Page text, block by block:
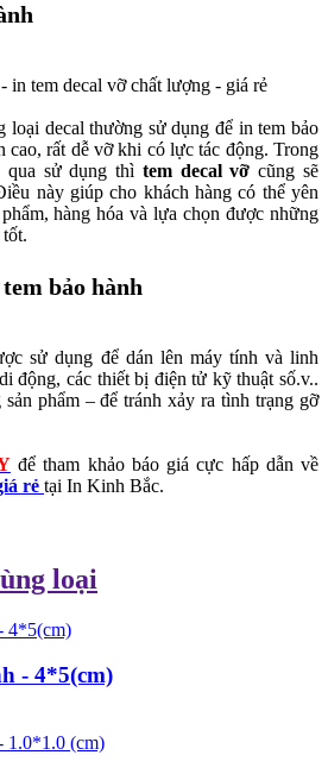
loại decal thường sử dụng để in tem bảo
cao, rất dễ vỡ khi có lực tác động. Trong
qua sử dụng thì tem decal vỡ cũng sẽ
này giúp cho khách hàng có thể yên
hàng hóa và lựa chọn được những
bảo hành
sử dụng để dán lên máy tính và linh
động, các thiết bị điện tử kỹ thuật số.v..
phẩm – để tránh xảy ra tình trạng gỡ
để tham khảo báo giá cực hấp dẫn về
rẻ tại In Kinh Bắc.
loại
- 4*5(cm)